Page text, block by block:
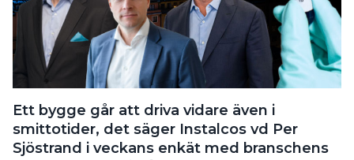
Ett bygge går att driva vidare även i
smittotider, det säger Instalcos vd Per
Sjöstrand i veckans enkät med branschens
största bolag. Vi frågar om varsel,
permitteringar och vd:arnas syn på corona-
läget just nu.